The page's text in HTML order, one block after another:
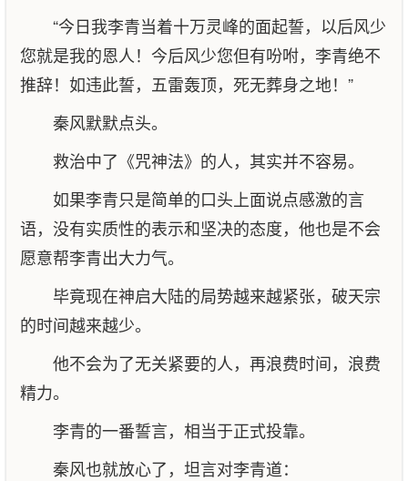
“今日我李青当着十万灵峰的面起誓，以后风少
您就是我的恩人！今后风少您但有吩咐，李青绝不
推辞！如违此誓，五雷轰顶，死无葬身之地！”
秦风默默点头。
救治中了《咒神法》的人，其实并不容易。
如果李青只是简单的口头上面说点感激的言
语，没有实质性的表示和坚决的态度，他也是不会
愿意帮李青出大力气。
毕竟现在神启大陆的局势越来越紧张，破天宗
的时间越来越少。
他不会为了无关紧要的人，再浪费时间，浪费
精力。
李青的一番誓言，相当于正式投靠。
秦风也就放心了，坦言对李青道：